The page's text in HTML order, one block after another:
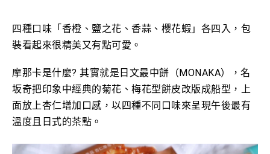
四種口味「香橙、鹽之花、香蒜、櫻花蝦」各四入，包
裝看起來很精美又有點可愛。
摩那卡是什麼? 其實就是日文最中餅（MONAKA），名
坂奇把印象中經典的菊花、梅花型餅皮改版成船型，上
面放上杏仁增加口感，以四種不同口味來呈現午後最有
溫度且日式的茶點。